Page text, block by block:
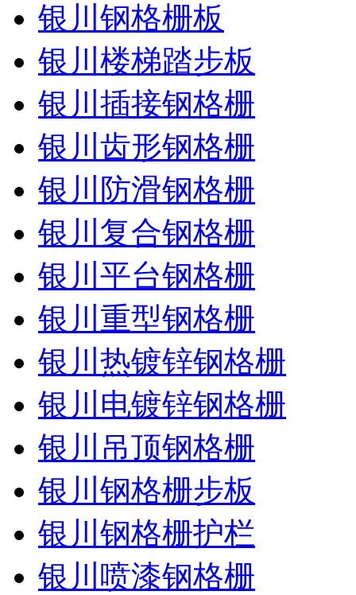
银川钢格栅板
银川楼梯踏步板
银川插接钢格栅
银川齿形钢格栅
银川防滑钢格栅
银川复合钢格栅
银川平台钢格栅
银川重型钢格栅
银川热镀锌钢格栅
银川电镀锌钢格栅
银川吊顶钢格栅
银川钢格栅步板
银川钢格栅护栏
银川喷漆钢格栅